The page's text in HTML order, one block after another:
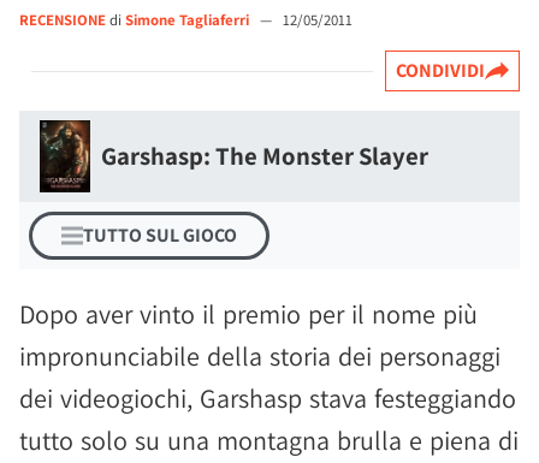
RECENSIONEdi Simone Tagliaferri — 12/05/2011
CONDIVIDI
Garshasp: The Monster Slayer
TUTTO SUL GIOCO
Dopo aver vinto il premio per il nome più
impronunciabile della storia dei personaggi
dei videogiochi, Garshasp stava festeggiando
tutto solo su una montagna brulla e piena di